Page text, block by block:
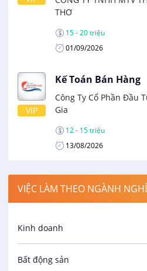
THƠ
15 - 20 triệu
01/09/2026
VIP
Kế Toán Bán Hàng
Công Ty Cổ Phần Đầu
Gia
12 - 15 triệu
13/08/2026
VIỆC LÀM THEO NGÀNH
Kinh doanh
Bất động sản